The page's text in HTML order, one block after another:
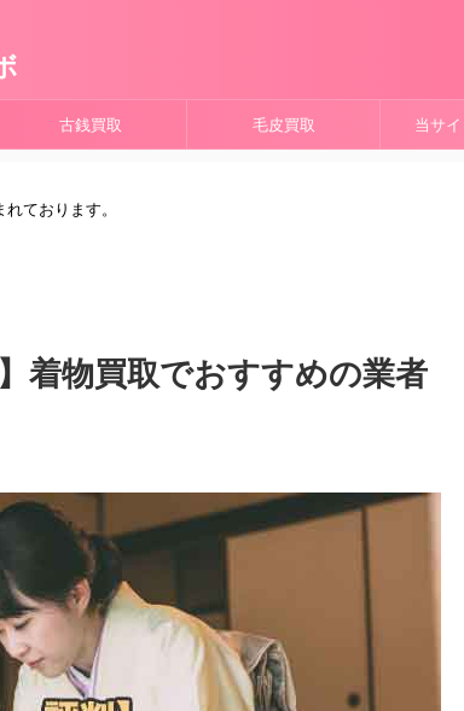
古銭買取 毛皮買取 当サ
ております。
着物買取でおすすめの業者